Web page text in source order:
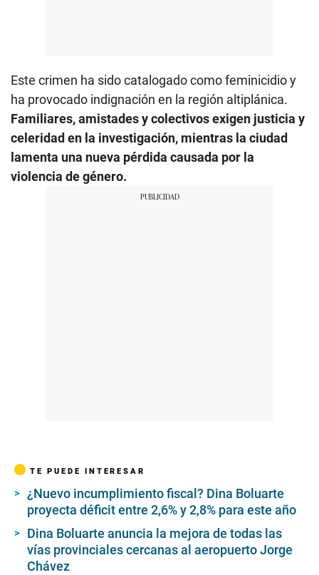
Este crimen ha sido catalogado como feminicidio y
ha provocado indignación en la región altiplánica.
Familiares, amistades y colectivos exigen justicia y
celeridad en la investigación, mientras la ciudad
lamenta una nueva pérdida causada por la
violencia de género.
TE PUEDE INTERESAR
¿Nuevo incumplimiento fiscal? Dina Boluarte
proyecta déficit entre 2,6% y 2,8% para este año
Dina Boluarte anuncia la mejora de todas las
vías provinciales cercanas al aeropuerto Jorge
Chávez